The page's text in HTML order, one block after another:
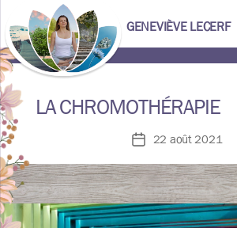
Geneviève
Lecerf
GENEVIÈVE LECERF
LA CHROMOTHÉRAPIE
Date
l’article
22 août 2021